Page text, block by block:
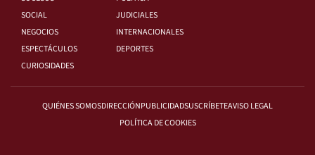
SOCIAL
JUDICIALES
NEGOCIOS
INTERNACIONALES
ESPECTÁCULOS
DEPORTES
CURIOSIDADES
QUIÉNES SOMOSDIRECCIÓNPUBLICIDADSUSCRÍBETEAVISO LEGAL
POLÍTICA DE COOKIES